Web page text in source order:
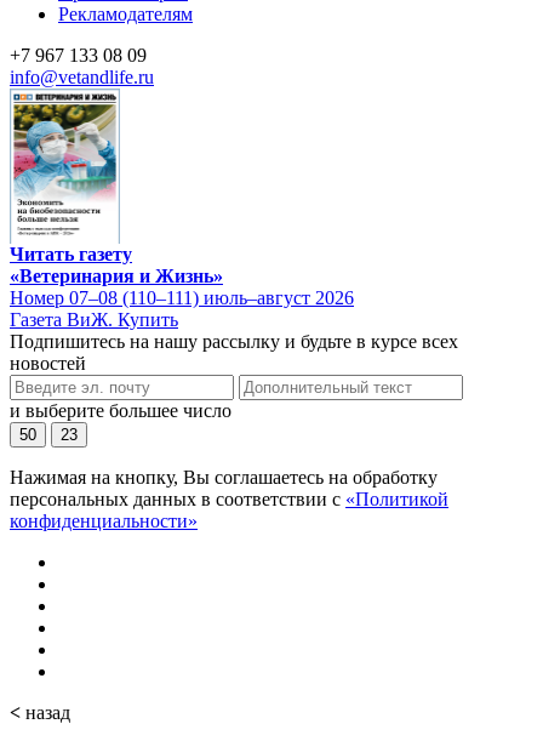
Рекламодателям
+7 967 133 08 09
info@vetandlife.ru
Читать газету
«Ветеринария и Жизнь»
Номер 07–08 (110–111) июль–август 2026
Газета ВиЖ. Купить
Подпишитесь на нашу рассылку и будьте в курсе всех
новостей
и выберите большее число
50 23
Нажимая на кнопку, Вы соглашаетесь на обработку
персональных данных в соответствии с «Политикой
конфиденциальности»
< назад